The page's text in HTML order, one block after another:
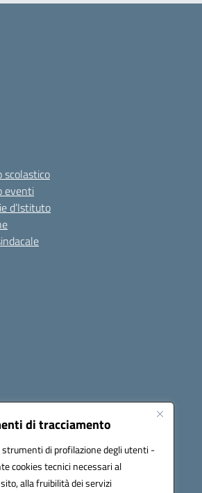
di tracciamento
di profilazione degli utenti -
cookies tecnici necessari al
alla fruibilità dei servizi
scolastico
eventi
d’Istituto